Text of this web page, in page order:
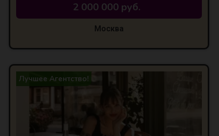
2 000 000 руб.
Москва
Лучшее Агентство!